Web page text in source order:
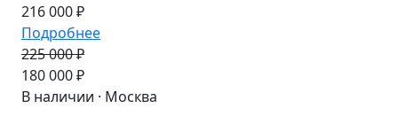
216 000 ₽
Подробнее
225 000 ₽
180 000 ₽
В наличии · Москва